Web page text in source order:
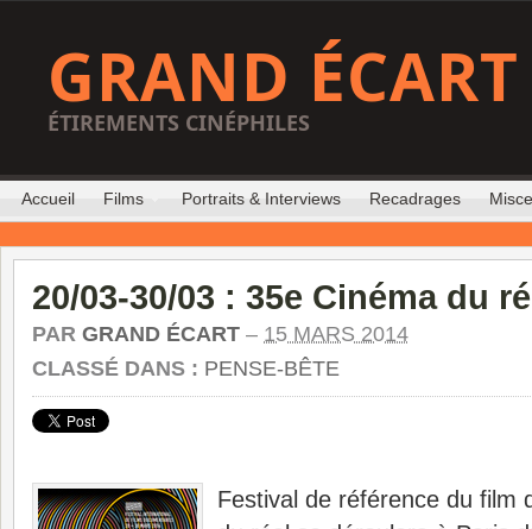
GRAND ÉCART
ÉTIREMENTS CINÉPHILES
Accueil Films Portraits & Interviews Recadrages
20/03-30/03 : 35e Cinéma du
PAR GRAND ÉCART – 15 MARS 2014
CLASSÉ DANS : PENSE-BÊTE
Festival de référence du film